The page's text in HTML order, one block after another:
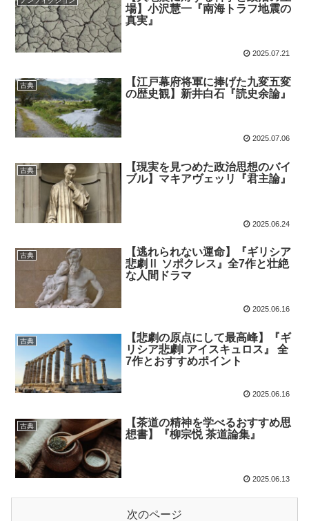
場】小沢慧一『南海トラフ地震の
真実』
2025.07.21
古典
【江戸幕府将軍に捧げた九変五変
の歴史観】新井白石『読史余論』
2025.07.06
古典
【現実を見つめた政治思想のバイ
ブル】マキアヴェッリ『君主論』
2025.06.24
古典
【逃れられない運命】『ギリシア
悲劇Ⅱ ソポクレス』全7作と壮絶
な人間ドラマ
2025.06.16
古典
【悲劇の原点にして最高峰】『ギ
リシア悲劇I アイスキュロス』 全
7作とおすすめポイント
2025.06.16
古典
【茶道の精神を学べるおすすめ思
想書】『柳宗悦 茶道論集』
2025.06.13
次のページ